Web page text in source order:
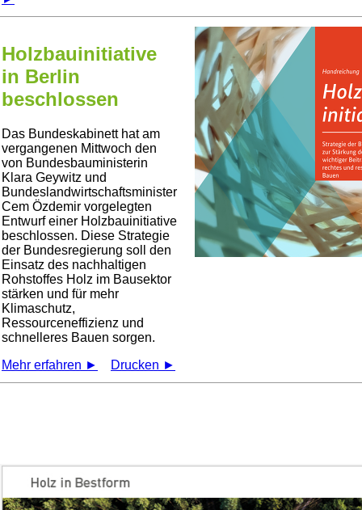
Holzbauinitiative
in Berlin
beschlossen
Das Bundeskabinett hat am
vergangenen Mittwoch den
von Bundesbauministerin
Klara Geywitz und
Bundeslandwirtschaftsminister
Cem Özdemir vorgelegten
Entwurf einer Holzbauinitiative
beschlossen. Diese Strategie
der Bundesregierung soll den
Einsatz des nachhaltigen
Rohstoffes Holz im Bausektor
stärken und für mehr
Klimaschutz,
Ressourceneffizienz und
schnelleres Bauen sorgen.
Mehr erfahren ►
Drucken ►